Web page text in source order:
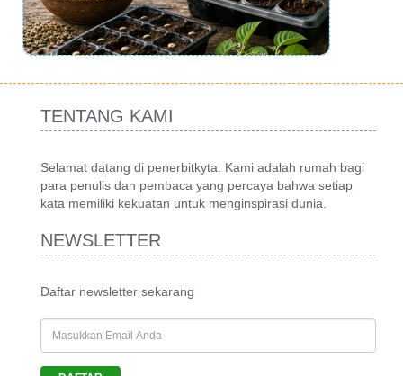
TENTANG KAMI
Selamat datang di penerbitkyta. Kami adalah rumah bagi
para penulis dan pembaca yang percaya bahwa setiap
kata memiliki kekuatan untuk menginspirasi dunia.
NEWSLETTER
Daftar newsletter sekarang